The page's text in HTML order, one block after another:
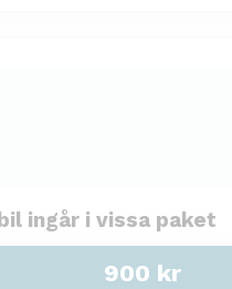
ingår i vissa paket
900 kr